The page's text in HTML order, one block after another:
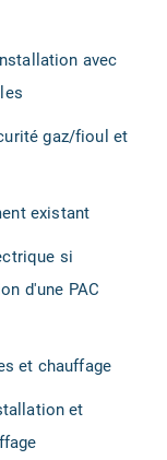
avec
gaz/fioul et
existant
si
d'une PAC
et chauffage
et